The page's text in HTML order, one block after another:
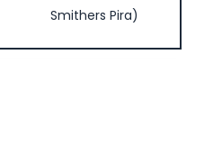
Smithers Pira)